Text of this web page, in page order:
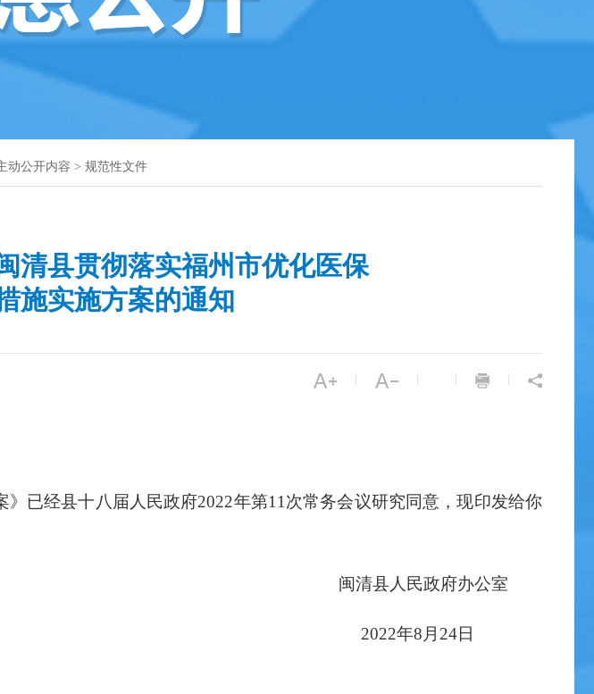
动公开内容 > 规范性文件
清县贯彻落实福州市优化医保
施实施方案的通知
经县十八届人民政府2022年第11次常务会议研究同意，现印发给你
闽清县人民政府办公室
2022年8月24日